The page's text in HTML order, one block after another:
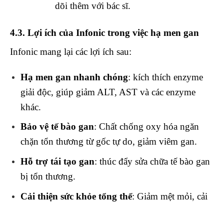
dõi thêm với bác sĩ.
4.3. Lợi ích của Infonic trong việc hạ men gan
Infonic mang lại các lợi ích sau:
Hạ men gan nhanh chóng: kích thích enzyme
giải độc, giúp giảm ALT, AST và các enzyme
khác.
Bảo vệ tế bào gan: Chất chống oxy hóa ngăn
chặn tổn thương từ gốc tự do, giảm viêm gan.
Hỗ trợ tái tạo gan: thúc đẩy sửa chữa tế bào gan
bị tổn thương.
Cải thiện sức khỏe tổng thể: Giảm mệt mỏi, cải